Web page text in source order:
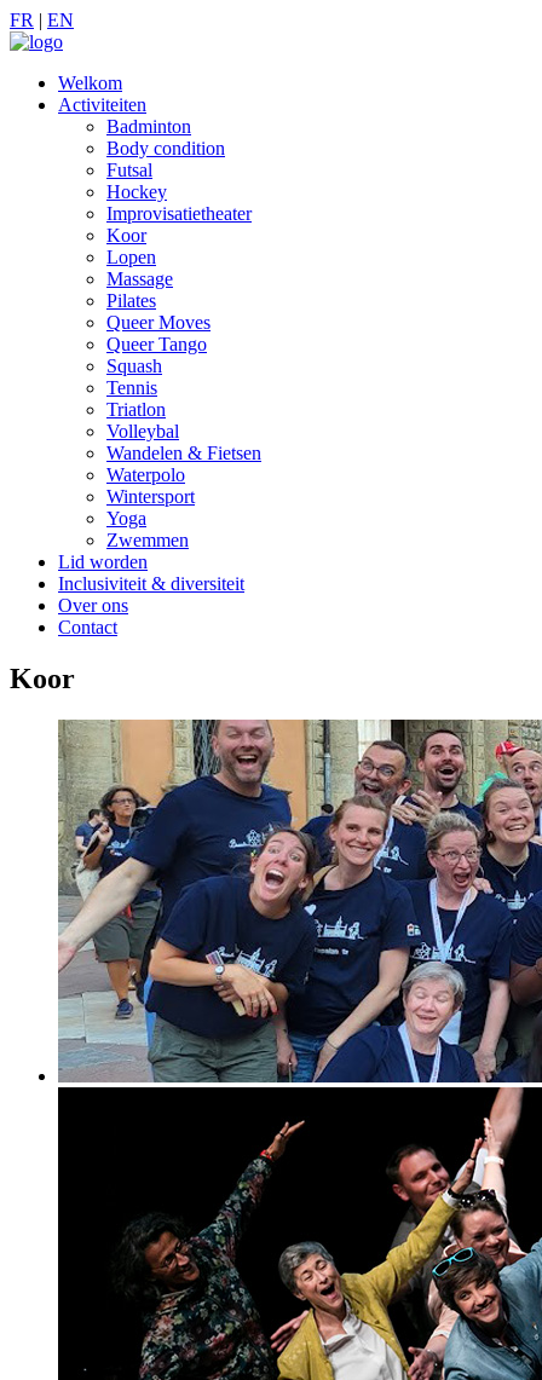
FR | EN
Welkom
Activiteiten
Badminton
Body condition
Futsal
Hockey
Improvisatietheater
Koor
Lopen
Massage
Pilates
Queer Moves
Queer Tango
Squash
Tennis
Triatlon
Volleybal
Wandelen & Fietsen
Waterpolo
Wintersport
Yoga
Zwemmen
Lid worden
Inclusiviteit & diversiteit
Over ons
Contact
Koor